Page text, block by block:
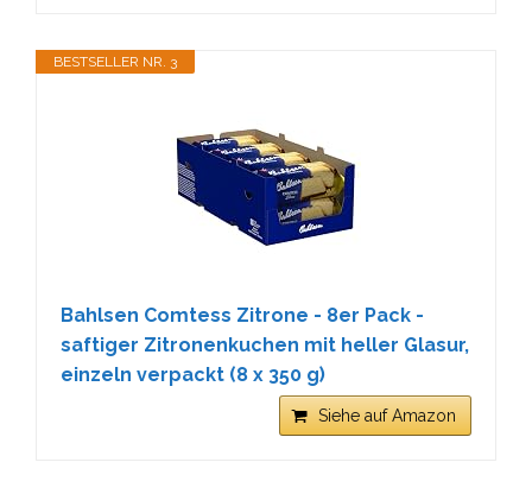
BESTSELLER NR. 3
Bahlsen Comtess Zitrone - 8er Pack -
saftiger Zitronenkuchen mit heller Glasur,
einzeln verpackt (8 x 350 g)
Siehe auf Amazon